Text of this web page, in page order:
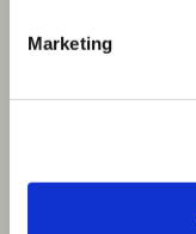
Marketing
レア